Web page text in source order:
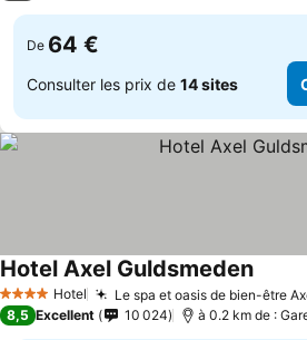
De 64 €
Consulter les prix de 14 sites
4 Étoiles Hotel Le spa et oasis de bien-être
Hotel Axel Guldsmeden
8,5 Excellent 10 024 à 0.2 km de :